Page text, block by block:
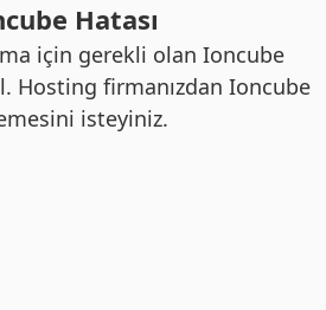
Hatası
için gerekli olan Ioncube
Hosting firmanızdan Ioncube
isteyiniz.